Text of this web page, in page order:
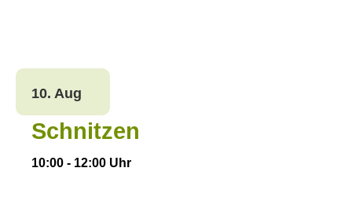
Schnitzen
10:00 - 12:00 Uhr
10. Aug